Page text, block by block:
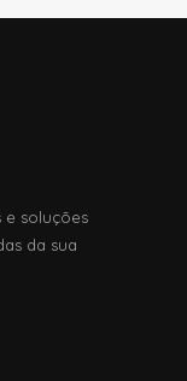
e soluções
da sua